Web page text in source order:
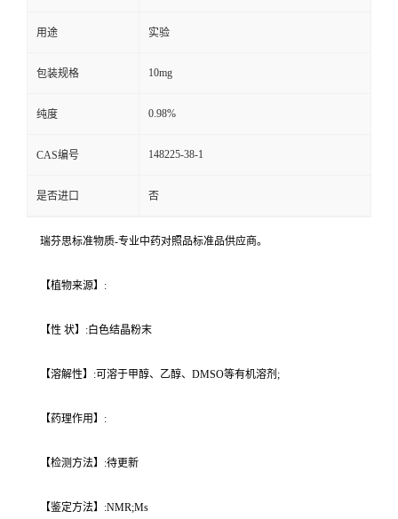
用途 实验
包装规格 10mg
纯度 0.98%
CAS编号 148225-38-1
是否进口 否
瑞芬思标准物质-专业中药对照品标准品供应商。
【植物来源】:
【性 状】:白色结晶粉末
【溶解性】:可溶于甲醇、乙醇、DMSO等有机溶剂;
【药理作用】:
【检测方法】:待更新
【鉴定方法】:NMR;Ms